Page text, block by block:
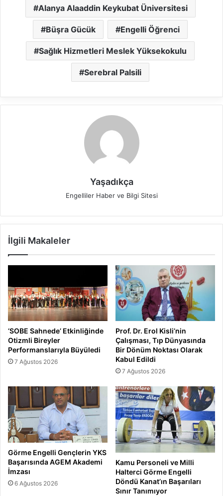
Alanya Alaaddin Keykubat Üniversitesi
Büşra Gücük Engelli Öğrenci
Sağlık Hizmetleri Meslek Yüksekokulu
Serebral Palsili
Yaşadıkça
Engelliler Haber ve Bilgi Sitesi
İlgili Makaleler
‘SOBE Sahnede’ Etkinliğinde
Otizmli Bireyler
Performanslarıyla Büyüledi
7 Ağustos 2026
Prof. Dr. Erol Kisli’nin
Çalışması, Tıp Dünyasında
Bir Dönüm Noktası Olarak
Kabul Edildi
7 Ağustos 2026
Görme Engelli Gençlerin YKS
Başarısında AGEM Akademi
İmzası
6 Ağustos 2026
Kamu Personeli ve Milli
Halterci Görme Engelli
Döndü Kanat’ın Başarıları
Sınır Tanımıyor